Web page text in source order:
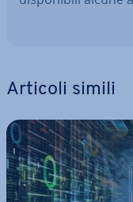
Articoli simili